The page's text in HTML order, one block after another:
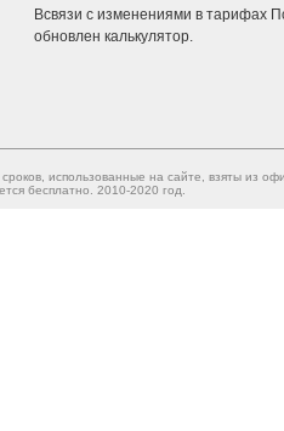
Всвязи с изменениями в тарифах
обновлен калькулятор.
использованные на сайте, взяты из
бесплатно. 2010-2020 год.